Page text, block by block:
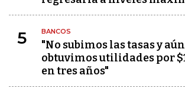
5 BANCOS
"No subimos las tasas y
obtuvimos utilidades por
en tres años"